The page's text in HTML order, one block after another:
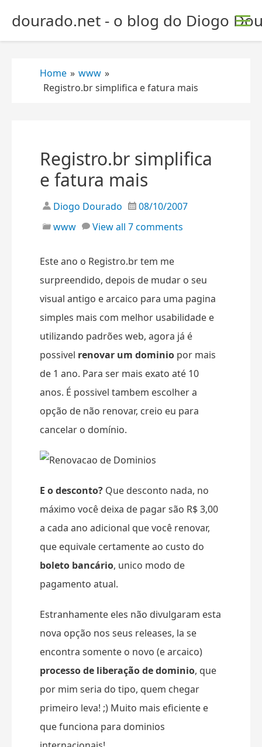
dourado.net - o blog do Diogo
Home » www »
Registro.br simplifica e fatura mais
Registro.br simplifica
e fatura mais
Diogo Dourado
08/10/2007
www
View all 7 comments
Este ano o Registro.br tem me
surpreendido, depois de mudar o seu
visual antigo e arcaico para uma pagina
simples mais com melhor usabilidade e
utilizando padrões web, agora já é
possivel renovar um dominio por mais
de 1 ano. Para ser mais exato até 10
anos. É possivel tambem escolher a
opção de não renovar, creio eu para
cancelar o domínio.
E o desconto? Que desconto nada, no
máximo você deixa de pagar são R$ 3,00
a cada ano adicional que você renovar,
que equivale certamente ao custo do
boleto bancário, unico modo de
pagamento atual.
Estranhamente eles não divulgaram esta
nova opção nos seus releases, la se
encontra somente o novo (e arcaico)
processo de liberação de dominio, que
por mim seria do tipo, quem chegar
primeiro leva! ;) Muito mais eficiente e
que funciona para dominios